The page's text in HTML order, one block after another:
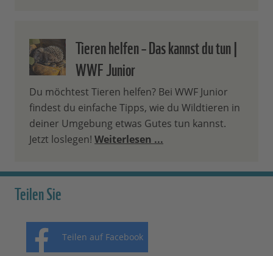
Tieren helfen – Das kannst du tun |
WWF Junior
Du möchtest Tieren helfen? Bei WWF Junior
findest du einfache Tipps, wie du Wildtieren in
deiner Umgebung etwas Gutes tun kannst.
Jetzt loslegen! Weiterlesen ...
Teilen Sie
Teilen auf Facebook